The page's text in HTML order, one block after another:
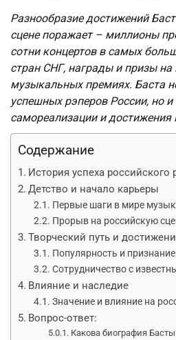
Разнообразие достижений
сцене поражает – миллионы
сотни концертов в самых
стран СНГ, награды и призы
музыкальных премиях. Баста
успешных рэперов России, но
самореализации и достижения
Содержание
История успеха российского
Детство и начало карьеры
Первые шаги в мире
Прорыв на российскую
Творческий путь и
Популярность и
Сотрудничество с
Влияние и наследие
Значение и влияние на
Вопрос-ответ:
Какова биография